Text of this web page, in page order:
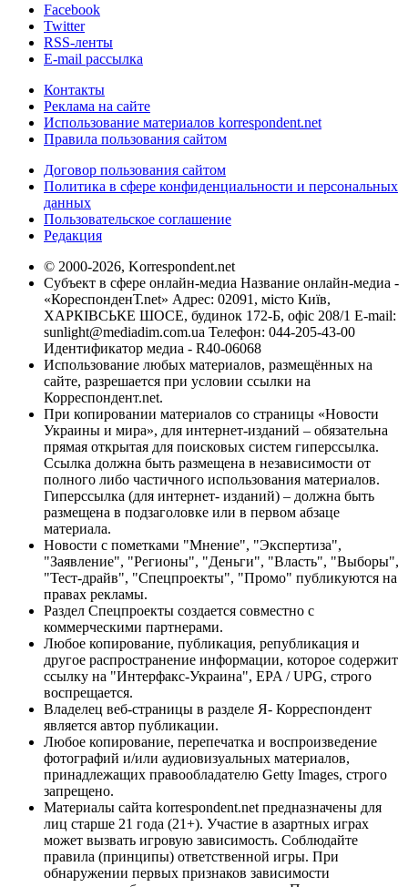
Facebook
Twitter
RSS-ленты
E-mail рассылка
Контакты
Реклама на сайте
Использование материалов korrespondent.net
Правила пользования сайтом
Договор пользования сайтом
Политика в сфере конфиденциальности и персональных
данных
Пользовательское соглашение
Редакция
© 2000-2026, Korrespondent.net
Субъект в сфере онлайн-медиа Название онлайн-медиа -
«КореспонденТ.net» Адрес: 02091, місто Київ,
ХАРКІВСЬКЕ ШОСЕ, будинок 172-Б, офіс 208/1 E-mail:
sunlight@mediadim.com.ua Телефон: 044-205-43-00
Идентификатор медиа - R40-06068
Использование любых материалов, размещённых на
сайте, разрешается при условии ссылки на
Корреспондент.net.
При копировании материалов со страницы «Новости
Украины и мира», для интернет-изданий – обязательна
прямая открытая для поисковых систем гиперссылка.
Ссылка должна быть размещена в независимости от
полного либо частичного использования материалов.
Гиперссылка (для интернет- изданий) – должна быть
размещена в подзаголовке или в первом абзаце
материала.
Новости с пометками "Мнение", "Экспертиза",
"Заявление", "Регионы", "Деньги", "Власть", "Выборы",
"Тест-драйв", "Спецпроекты", "Промо" публикуются на
правах рекламы.
Раздел Спецпроекты создается совместно с
коммерческими партнерами.
Любое копирование, публикация, републикация и
другое распространение информации, которое содержит
ссылку на "Интерфакс-Украина", EPA / UPG, строго
воспрещается.
Владелец веб-страницы в разделе Я- Корреспондент
является автор публикации.
Любое копирование, перепечатка и воспроизведение
фотографий и/или аудиовизуальных материалов,
принадлежащих правообладателю Getty Images, строго
запрещено.
Материалы сайта korrespondent.net предназначены для
лиц старше 21 года (21+). Участие в азартных играх
может вызвать игровую зависимость. Соблюдайте
правила (принципы) ответственной игры. При
обнаружении первых признаков зависимости